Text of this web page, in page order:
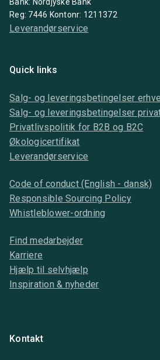
Reg: 7446 Kontonr: 1211372
Leverandørservice
Quick links
Salg- og leveringsbetingelser
Salg- og leveringsbetingelser
Privatlivspolitik for B2B og B2C
Økologicertifikat
Leverandørservice
Code of conduct (English - dansk)
Responsible Sourcing Policy
Whistleblower-ordning
Find medarbejder
Karriere
Hjælp til selvhjælp
Inspiration & nyheder
Kontakt